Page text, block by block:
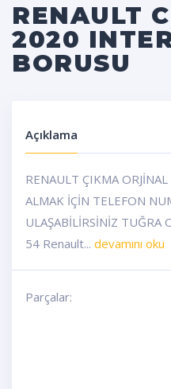
RENAULT
2020
BORUSU
Açıklama
RENAULT ÇIKMA
ALMAK İÇİN TELEFON
ULAŞABİLİRSİNİZ
54 Renault... devamını oku
Parçalar: